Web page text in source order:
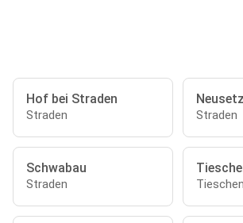
Hof bei Straden
Straden
Neusetz
Straden
Schwabau
Straden Tieschen